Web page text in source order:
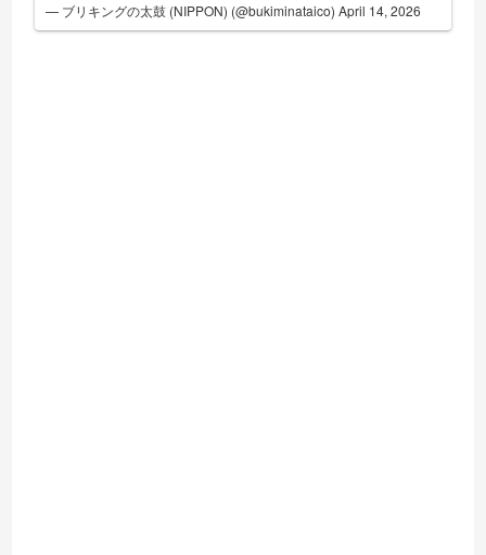
— ブリキングの太鼓 (NIPPON) (@bukiminataico)April 14, 2026